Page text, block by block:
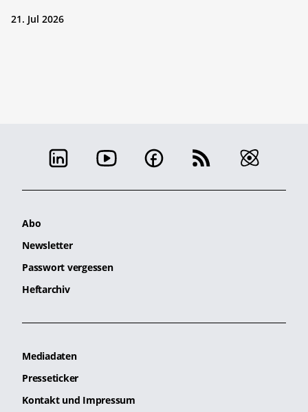
21. Jul 2026
Abo
Newsletter
Passwort vergessen
Heftarchiv
Mediadaten
Presseticker
Kontakt und Impressum